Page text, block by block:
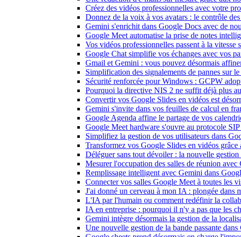
Créez des vidéos professionnelles avec votre
Donnez de la voix à vos avatars : le contrôle
Gemini s'enrichit dans Google Docs avec de
Google Meet automatise la prise de notes
Vos vidéos professionnelles passent à la
Google Chat simplifie vos échanges avec vos
Gmail et Gemini : vous pouvez désormais
Simplification des signalements de pannes sur
Sécurité renforcée pour Windows : GCPW
Pourquoi la directive NIS 2 ne suffit déjà plus
Convertir vos Google Slides en vidéos est
Gemini s'invite dans vos feuilles de calcul en
Google Agenda affine le partage de vos
Google Meet hardware s'ouvre au protocole
Simplifiez la gestion de vos utilisateurs dans
Transformez vos Google Slides en vidéos
Déléguer sans tout dévoiler : la nouvelle
Mesurer l'occupation des salles de réunion
Remplissage intelligent avec Gemini dans
Connecter vos salles Google Meet à toutes les
J'ai donné un cerveau à mon IA : plongée dans
L'IA par l'humain ou comment redéfinir la
IA en entreprise : pourquoi il n'y a pas que les
Gemini intègre désormais la gestion de la
Une nouvelle gestion de la bande passante